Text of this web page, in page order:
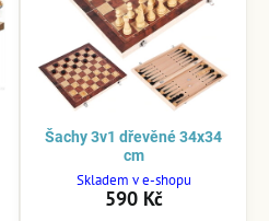
Šachy 3v1 dřevěné 34x34
cm
Skladem v e-shopu
590 Kč